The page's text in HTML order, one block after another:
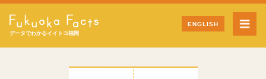
データでわかるイイトコ福岡
ENGLISH